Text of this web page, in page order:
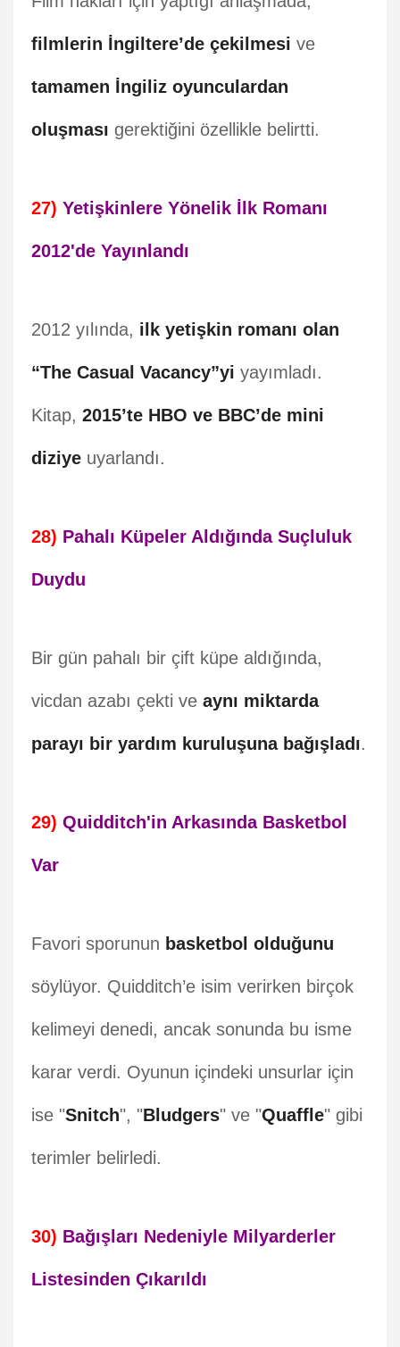
filmlerin İngiltere’de çekilmesi ve
tamamen İngiliz oyunculardan
oluşması gerektiğini özellikle belirtti.
27) Yetişkinlere Yönelik İlk Romanı
2012'de Yayınlandı
2012 yılında, ilk yetişkin romanı olan
“The Casual Vacancy”yi yayımladı.
Kitap, 2015’te HBO ve BBC’de mini
diziye uyarlandı.
28) Pahalı Küpeler Aldığında Suçluluk
Duydu
Bir gün pahalı bir çift küpe aldığında,
vicdan azabı çekti ve aynı miktarda
parayı bir yardım kuruluşuna bağışladı.
29) Quidditch'in Arkasında Basketbol
Var
Favori sporunun basketbol olduğunu
söylüyor. Quidditch’e isim verirken birçok
kelimeyi denedi, ancak sonunda bu isme
karar verdi. Oyunun içindeki unsurlar için
ise "Snitch", "Bludgers" ve "Quaffle" gibi
terimler belirledi.
30) Bağışları Nedeniyle Milyarderler
Listesinden Çıkarıldı